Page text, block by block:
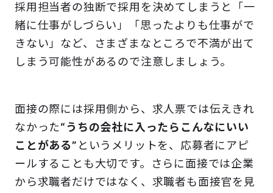
採用担当者の独断で採用を決めてしまうと「一
緒に仕事がしづらい」「思ったよりも仕事がで
きない」など、さまざまなところで不満が出て
しまう可能性があるので注意しましょう。
面接の際には採用側から、求人票では伝えきれ
なかった“うちの会社に入ったらこんなにいい
ことがある” というメリットを、応募者にアピ
ールすることも大切です。さらに面接では企業
から求職者だけではなく、求職者も面接官を見